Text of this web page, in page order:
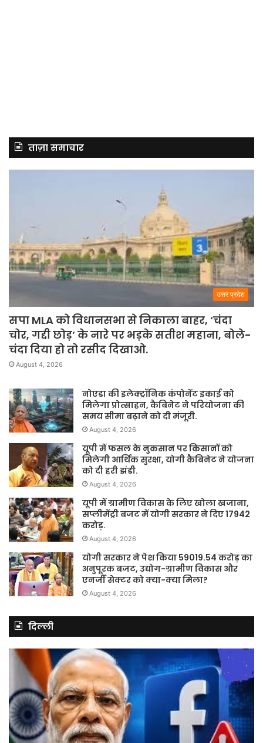
ताज़ा समाचार
उत्तर प्रदेश
सपा MLA को विधानसभा से निकाला बाहर, ‘चंदा
चोर, गद्दी छोड़’ के नारे पर भड़के सतीश महाना, बोले-
चंदा दिया हो तो रसीद दिखाओ.
August 4, 2026
नोएडा की इलेक्ट्रॉनिक कंपोनेंट इकाई को
मिलेगा प्रोत्साहन, कैबिनेट ने परियोजना की
समय सीमा बढ़ाने को दी मंजूरी.
August 4, 2026
यूपी में फसल के नुकसान पर किसानों को
मिलेगी आर्थिक सुरक्षा, योगी कैबिनेट ने योजना
को दी हरी झंडी.
August 4, 2026
यूपी में ग्रामीण विकास के लिए खोला खजाना,
सप्लीमेंट्री बजट में योगी सरकार ने दिए 17942
करोड़.
August 4, 2026
योगी सरकार ने पेश किया 59019.54 करोड़ का
अनुपूरक बजट, उद्योग-ग्रामीण विकास और
एनर्जी सेक्टर को क्या-क्या मिला?
August 4, 2026
दिल्ली